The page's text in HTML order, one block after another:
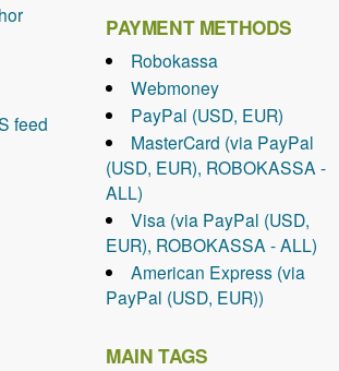
feed
PAYMENT METHODS
Robokassa
Webmoney
PayPal (USD, EUR)
MasterCard (via PayPal
(USD, EUR), ROBOKASSA -
ALL)
Visa (via PayPal (USD,
EUR), ROBOKASSA - ALL)
American Express (via
PayPal (USD, EUR))
MAIN TAGS